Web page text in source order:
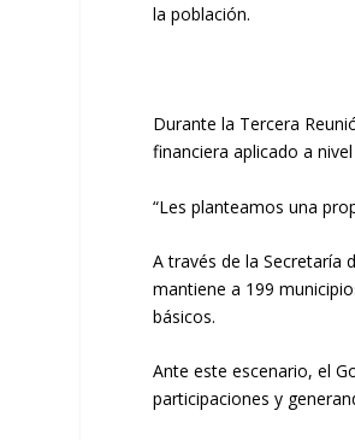
la población.
Durante la Tercera
financiera aplicado a
“Les planteamos una
A través de la Secretaría
mantiene a 199
básicos.
Ante este escenario, el
participaciones y